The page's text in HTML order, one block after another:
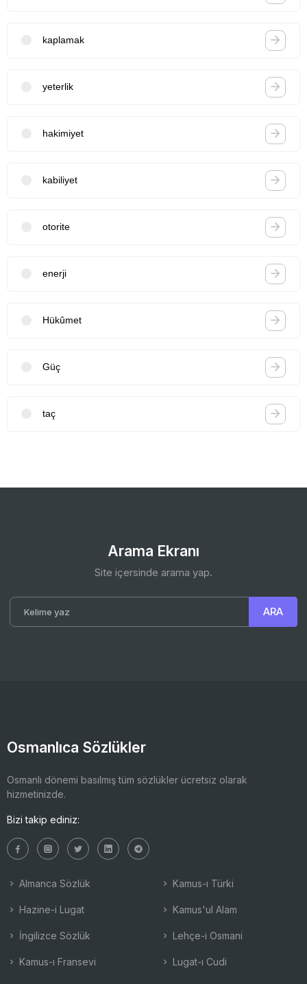
kaplamak
yeterlik
hakimiyet
kabiliyet
otorite
enerji
Hükûmet
Güç
taç
Arama Ekranı
Site içersinde arama yap.
Osmanlıca Sözlükler
Osmanlı dönemi basılmış tüm sözlükler ücretsiz olarak
hizmetinizde.
Bizi takip ediniz:
Almanca Sözlük
Hazine-i Lugat
İngilizce Sözlük
Kamus-ı Fransevi
Kamus-ı Türki
Kamus'ul Alam
Lehçe-i Osmani
Lugat-ı Cudi